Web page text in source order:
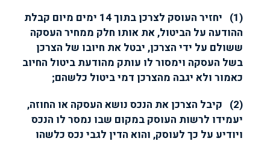
(1) יחזיר העוסק לצרכן בתוך 14 ימים מיום קבלת
ההודעה על הביטול, את אותו חלק ממחיר העסקה
ששולם על ידי הצרכן, יבטל את חיובו של הצרכן
בשל העסקה וימסור לו עותק מהודעת ביטול החיוב
כאמור ולא יגבה מהצרכן דמי ביטול כלשהם;
(2) קיבל הצרכן את הנכס נושא העסקה או החוזה,
יעמידו לרשות העוסק במקום שבו נמסר לו הנכס
ויודיע על כך לעוסק, והוא הדין לגבי נכס כלשהו